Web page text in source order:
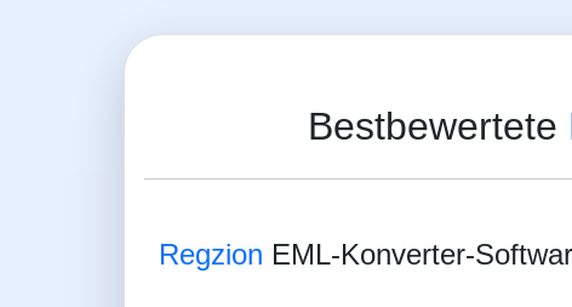
Bestbewertete
Regzion EML-Konverter-